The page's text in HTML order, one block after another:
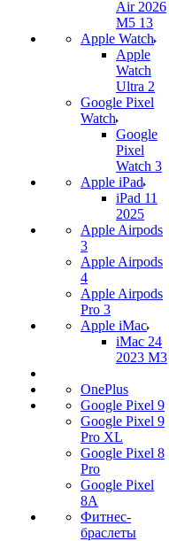
Air 2026
M5 13
Apple Watch
Apple
Watch
Ultra 2
Google Pixel
Watch
Google
Pixel
Watch 3
Apple iPad
iPad 11
2025
Apple Airpods
3
Apple Airpods
4
Apple Airpods
Pro 3
Apple iMac
iMac 24
2023 M3
OnePlus
Google Pixel 9
Google Pixel 9
Pro XL
Google Pixel 8
Pro
Google Pixel
8A
Фитнес-
браслеты